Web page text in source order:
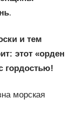
.
и тем
этот «орден
гордостью!
морская